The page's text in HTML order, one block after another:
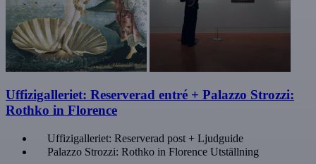
Uffizigalleriet: Reserverad entré + Palazzo Strozzi:
Rothko in Florence
Uffizigalleriet: Reserverad post + Ljudguide
Palazzo Strozzi: Rothko in Florence Utställning